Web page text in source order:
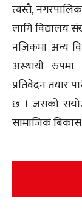
त्यस्तै,
लागि विद्यालय
नजिकमा अन्य
अस्थायी
प्रतिवेदन तयार
छ । जसको
सामाजिक